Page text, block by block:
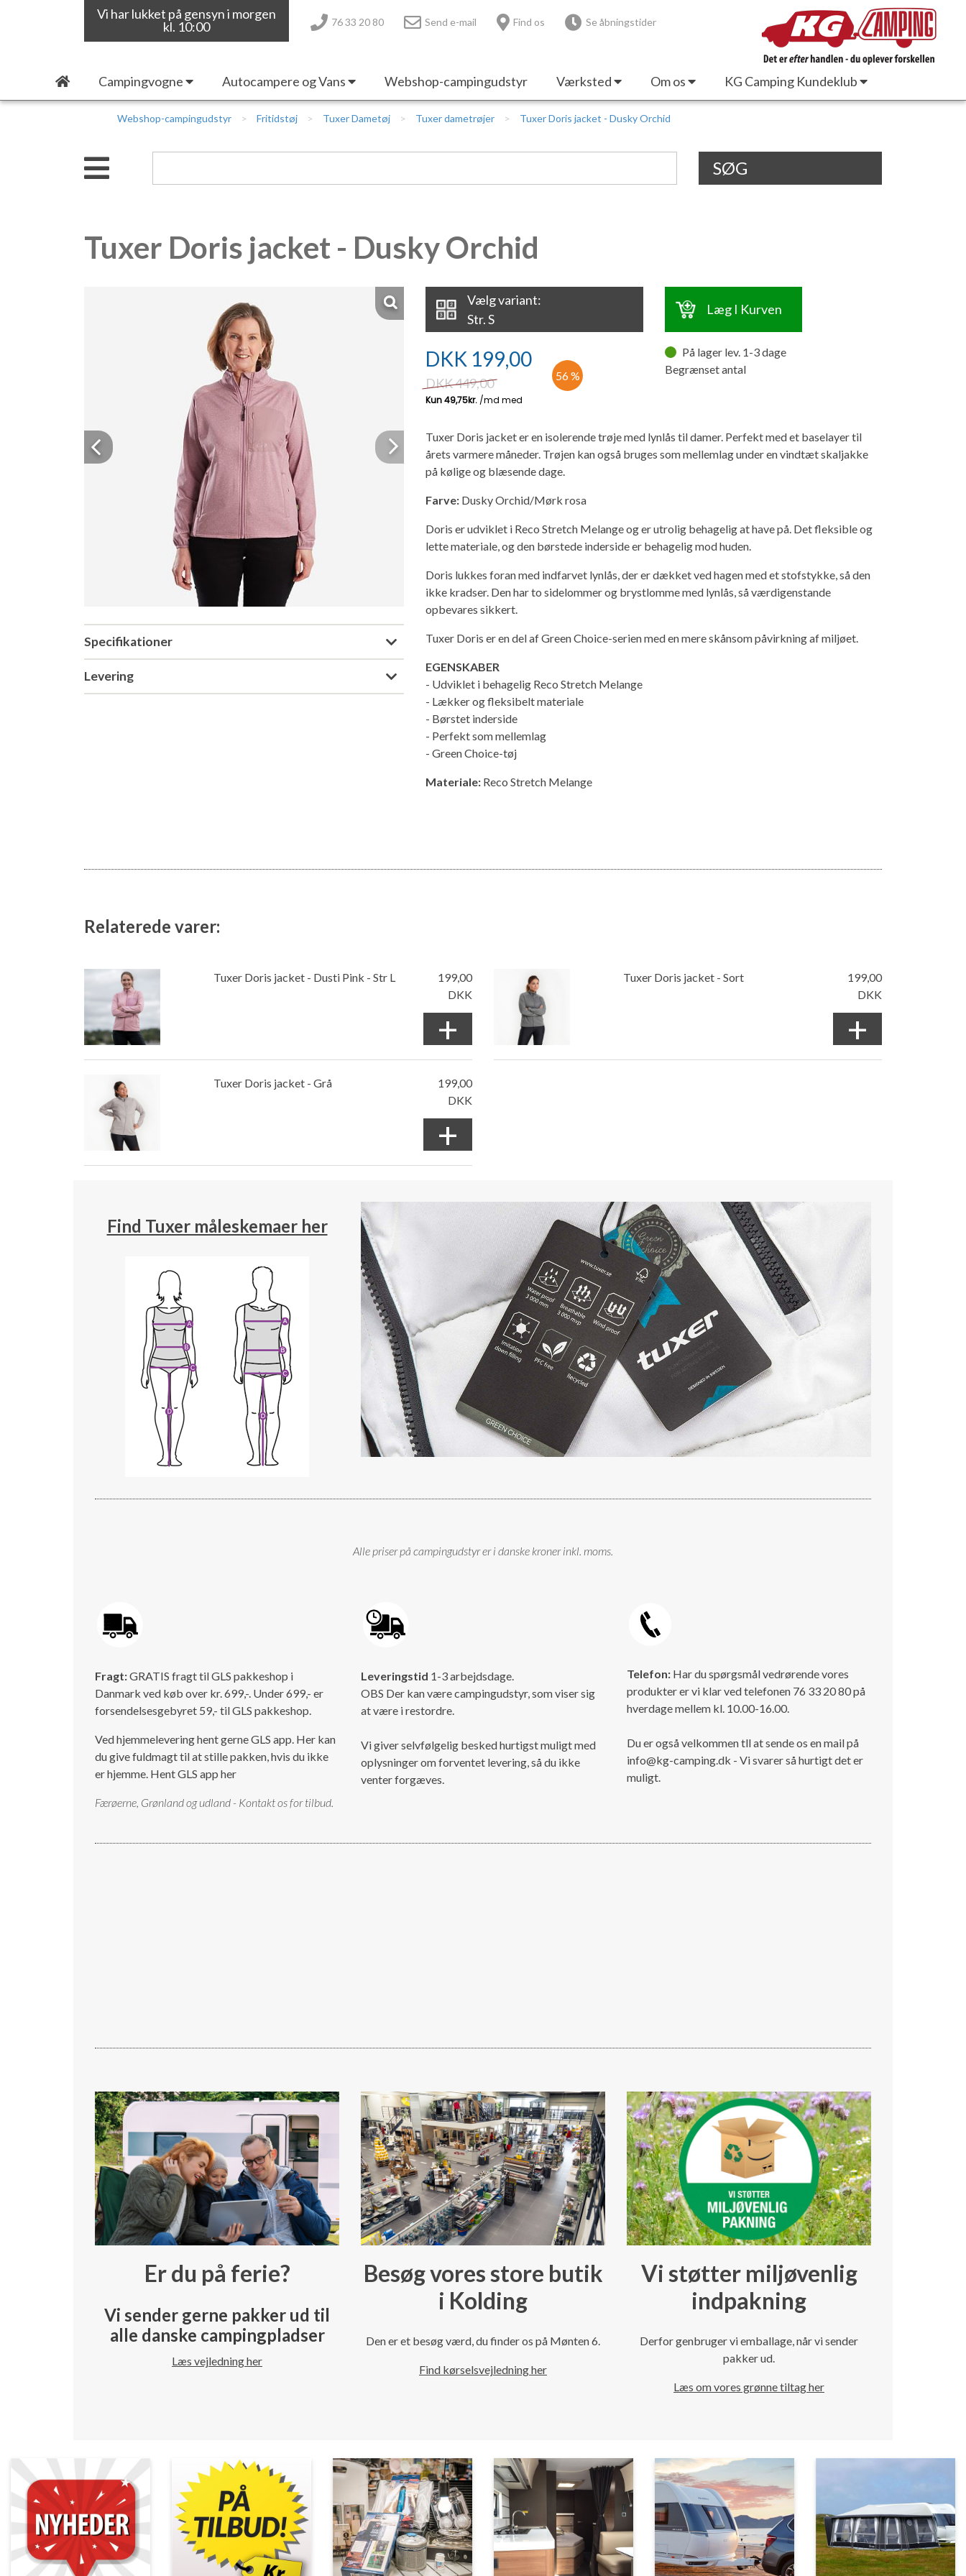
Vi har lukket på gensyn i morgen
kl. 10:00
76 33 20 80 Send e-mail Find os Se åbningstider
Campingvogne Autocampere og Vans Webshop-campingudstyr Værksted Om os KG Camping Kundeklub
Webshop-campingudstyr Fritidstøj Tuxer Dametøj Tuxer dametrøjer Tuxer Doris jacket - Dusky Orchid
SØG
Tuxer Doris jacket - Dusky Orchid
Previous Next
Specifikationer
Levering
Vælg variant:
Str. S
Læg I Kurven
DKK 199,00
DKK449,00 56 %
På lager lev. 1-3 dage
Begrænset antal
Tuxer Doris jacket er en isolerende trøje med lynlås til damer. Perfekt med et baselayer til
årets varmere måneder. Trøjen kan også bruges som mellemlag under en vindtæt skaljakke
på kølige og blæsende dage.
Farve: Dusky Orchid/Mørk rosa
Doris er udviklet i Reco Stretch Melange og er utrolig behagelig at have på. Det fleksible og
lette materiale, og den børstede inderside er behagelig mod huden.
Doris lukkes foran med indfarvet lynlås, der er dækket ved hagen med et stofstykke, så den
ikke kradser. Den har to sidelommer og brystlomme med lynlås, så værdigenstande
opbevares sikkert.
Tuxer Doris er en del af Green Choice-serien med en mere skånsom påvirkning af miljøet.
EGENSKABER
- Udviklet i behagelig Reco Stretch Melange
- Lækker og fleksibelt materiale
- Børstet inderside
- Perfekt som mellemlag
- Green Choice-tøj
Materiale: Reco Stretch Melange
Relaterede varer:
Tuxer Doris jacket - Dusti Pink - Str L
199,00
DKK
+
Tuxer Doris jacket - Sort
199,00
DKK
+
Tuxer Doris jacket - Grå
199,00
DKK
+
Find Tuxer måleskemaer her
Alle priser på campingudstyr er i danske kroner inkl. moms.
Fragt:GRATIS fragt til GLS pakkeshop i
Danmark ved køb over kr. 699,-. Under 699,- er
forsendelsesgebyret 59,- til GLS pakkeshop.
Ved hjemmelevering hent gerne GLS app. Her kan
du give fuldmagt til at stille pakken, hvis du ikke
er hjemme. Hent GLS app her
Færøerne, Grønland og udland - Kontakt os for tilbud.
Leveringstid 1-3 arbejdsdage.
OBS Der kan være campingudstyr, som viser sig
at være i restordre.
Vi giver selvfølgelig besked hurtigst muligt med
oplysninger om forventet levering, så du ikke
venter forgæves.
Telefon: Har du spørgsmål vedrørende vores
produkter er vi klar ved telefonen 76 33 20 80 på
hverdage mellem kl. 10.00-16.00.
Du er også velkommen tll at sende os en mail på
info@kg-camping.dk - Vi svarer så hurtigt det er
muligt.
Er du på ferie?
Vi sender gerne pakker ud til
alle danske campingpladser
Læs vejledning her
Besøg vores store butik
i Kolding
Den er et besøg værd, du finder os på Mønten 6.
Find kørselsvejledning her
Vi støtter miljøvenlig
indpakning
Derfor genbruger vi emballage, når vi sender
pakker ud.
Læs om vores grønne tiltag her